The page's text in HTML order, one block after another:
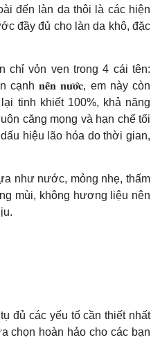
đến làn da thôi là các hiện
đầy đủ cho làn da khô, đặc
chỉ vỏn vẹn trong 4 cái tên:
cạnh 𝐧𝐞̂̀𝐧 𝐧𝐮̛𝐨̛́𝐜, em này còn
lại tinh khiết 100%, khả năng
căng mọng và hạn chế tối
hiệu lão hóa do thời gian,
như nước, mỏng nhẹ, thấm
mùi, không hương liệu nên
đủ các yếu tố cần thiết nhất
chọn hoàn hảo cho các bạn